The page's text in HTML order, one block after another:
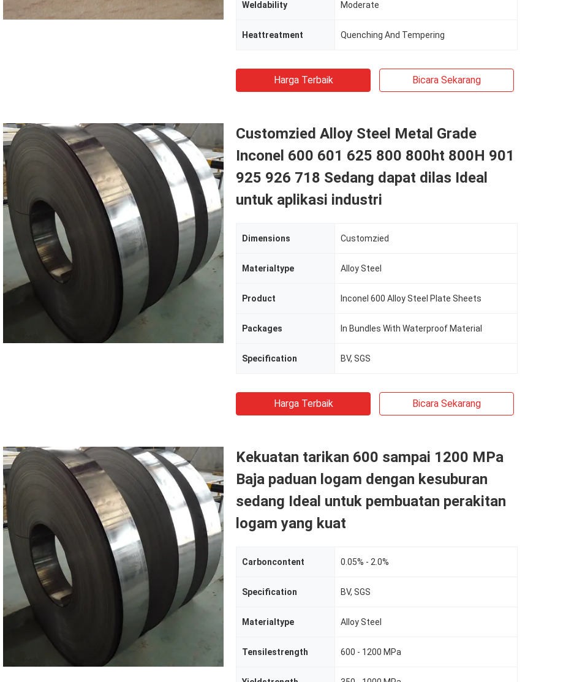
Weldability Moderate
Heattreatment Quenching And Tempering
Harga Terbaik Bicara Sekarang
Customzied Alloy Steel Metal Grade
Inconel 600 601 625 800 800ht 800H 901
925 926 718 Sedang dapat dilas Ideal
untuk aplikasi industri
Dimensions Customzied
Materialtype Alloy Steel
Product Inconel 600 Alloy Steel Plate Sheets
Packages In Bundles With Waterproof Material
Specification BV, SGS
Harga Terbaik Bicara Sekarang
Kekuatan tarikan 600 sampai 1200 MPa
Baja paduan logam dengan kesuburan
sedang Ideal untuk pembuatan perakitan
logam yang kuat
Carboncontent 0.05% - 2.0%
Specification BV, SGS
Materialtype Alloy Steel
Tensilestrength 600 - 1200 MPa